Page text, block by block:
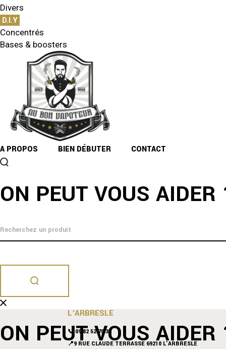
Divers
D.I.Y
Concentrés
Bases & boosters
A PROPOS BIEN DÉBUTER CONTACT
ON PEUT VOUS AIDER
ON PEUT VOUS AIDER
Au Bon Vapoteur, on vous guide dans
📞 09 81 71 21 21
📍9 AV. GÉNÉRAL DE GAULLE 69260 CHARBONNIÈRES
📞
L’ARBRESLE
📞 09 82 52 70 38
📍9 RUE CLAUDE TERRASSE 69210 L’ARBRESLE